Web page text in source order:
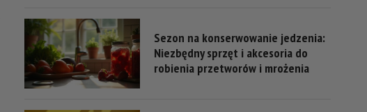
Sezon na konserwowanie jedzenia:
Niezbędny sprzęt i akcesoria do
robienia przetworów i mrożenia